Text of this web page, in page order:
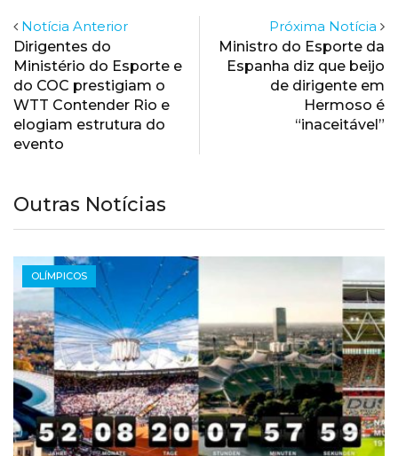
Notícia Anterior
Dirigentes do
Ministério do Esporte e
do COC prestigiam o
WTT Contender Rio e
elogiam estrutura do
evento
Próxima Notícia
Ministro do Esporte da
Espanha diz que beijo
de dirigente em
Hermoso é
“inaceitável”
Outras Notícias
OLÍMPICOS